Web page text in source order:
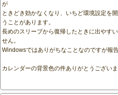
が
ときどき効かなくなり、いちど環境設定を
うことがあります。
長めのスリーブから復帰したときに出やす
せん。
Windowsではありがちなことなのですが報
カレンダーの背景色の件ありがとうございま